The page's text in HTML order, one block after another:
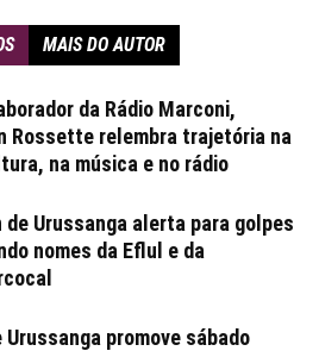
MAIS DO AUTOR
da Rádio Marconi,
Rossette relembra trajetória na
na música e no rádio
de Urussanga alerta para golpes
nomes da Eflul e da
Urussanga promove sábado